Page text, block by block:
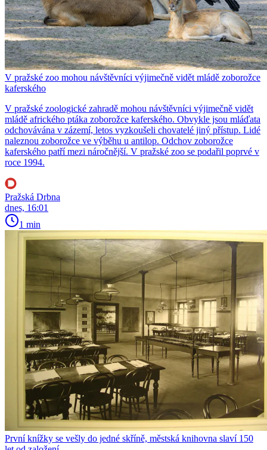
V pražské zoo mohou návštěvníci výjimečně vidět mládě zoborožce
kaferského
V pražské zoologické zahradě mohou návštěvníci výjimečně vidět
mládě afrického ptáka zoborožce kaferského. Obvykle jsou mláďata
odchovávána v zázemí, letos vyzkoušeli chovatelé jiný přístup. Lidé
naleznou zoborožce ve výběhu u antilop. Odchov zoborožce
kaferského patří mezi náročnější. V pražské zoo se podařil poprvé v
roce 1994.
Pražská Drbna
dnes, 16:01
1 min
První knížky se vešly do jedné skříně, městská knihovna slaví 150